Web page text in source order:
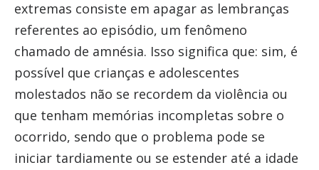
extremas consiste em apagar as lembranças
referentes ao episódio, um fenômeno
chamado de amnésia. Isso significa que: sim, é
possível que crianças e adolescentes
molestados não se recordem da violência ou
que tenham memórias incompletas sobre o
ocorrido, sendo que o problema pode se
iniciar tardiamente ou se estender até a idade